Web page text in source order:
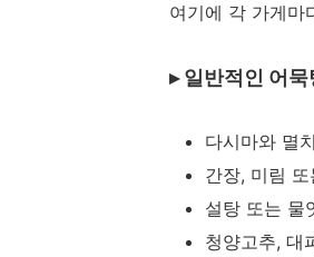
여기에 각 가게마
▸ 일반적인 어
다시마와 멸
간장, 미림
설탕 또는 물
청양고추, 대